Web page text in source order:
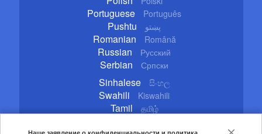
Portuguese Português
Pushtu پښتو
Romanian Română
Russian Русский
Serbian Српски
Sinhalese සිංහල
Swahili Kiswahili
Tamil தமிழ்